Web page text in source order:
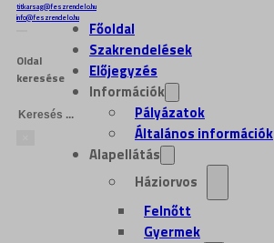
titkarsag@feszrendelo.hu
info@feszrendelo.hu
Oldal
keresése
Keresés
Főoldal
Szakrendelések
Előjegyzés
Információk
Pályázatok
Általános információk
Alapellátás
Háziorvos
Felnőtt
Gyermek